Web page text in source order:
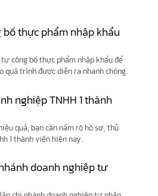
thực phẩm nhập khẩu
công bố thực phẩm nhập khẩu để
quá trình được diễn ra nhanh chóng.
nghiệp TNHH 1 thành
quả, bạn cần nắm rõ hồ sơ, thủ
1 thành viên hiện nay.
doanh nghiệp tư